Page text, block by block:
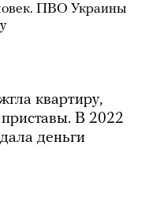
ПВО Украины
квартиру,
В 2022
деньги